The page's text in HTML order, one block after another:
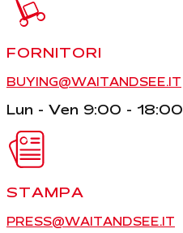
FORNITORI
BUYING@WAITANDSEE.IT
Lun - Ven 9:00 - 18:00
STAMPA
PRESS@WAITANDSEE.IT